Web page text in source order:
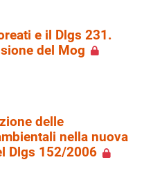
e il Dlgs 231.
del Mog
delle
nella nuova
Dlgs 152/2006